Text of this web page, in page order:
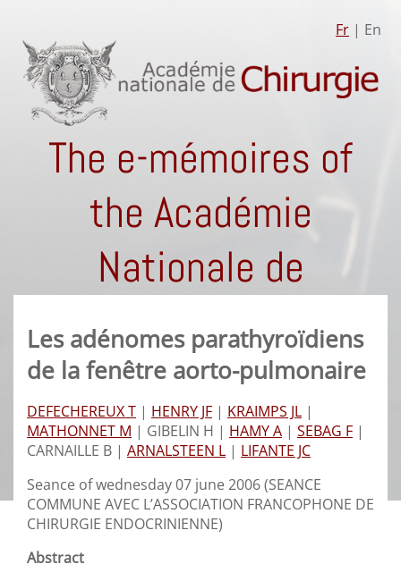
Fr | En
The e-mémoires of
the Académie
Nationale de
Chirurgie
Les adénomes parathyroïdiens
de la fenêtre aorto-pulmonaire
DEFECHEREUX T | HENRY JF | KRAIMPS JL |
MATHONNET M | GIBELIN H | HAMY A | SEBAG F |
CARNAILLE B | ARNALSTEEN L | LIFANTE JC
Seance of wednesday 07 june 2006 (SEANCE
COMMUNE AVEC L’ASSOCIATION FRANCOPHONE DE
CHIRURGIE ENDOCRINIENNE)
Abstract